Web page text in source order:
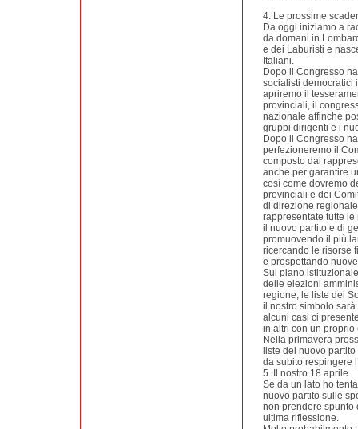
4. Le prossime
Da oggi iniziamo a
da domani in
e dei Laburisti e
Italiani.
Dopo il Congresso
socialisti democratici
apriremo il
provinciali, il
nazionale affinché
gruppi dirigenti e i
Dopo il Congresso
perfezioneremo il
composto dai
anche per garantire
così come dovremo
provinciali e dei
di direzione
rappresentate tutte
il nuovo partito e di
promuovendo il più
ricercando le risorse
e prospettando
Sul piano
delle elezioni
regione, le liste dei
il nostro simbolo
alcuni casi ci
in altri con un
Nella primavera
liste del nuovo
da subito respingere
5. Il nostro 18 aprile
Se da un lato ho
nuovo partito sulle
non prendere spunto
ultima riflessione.